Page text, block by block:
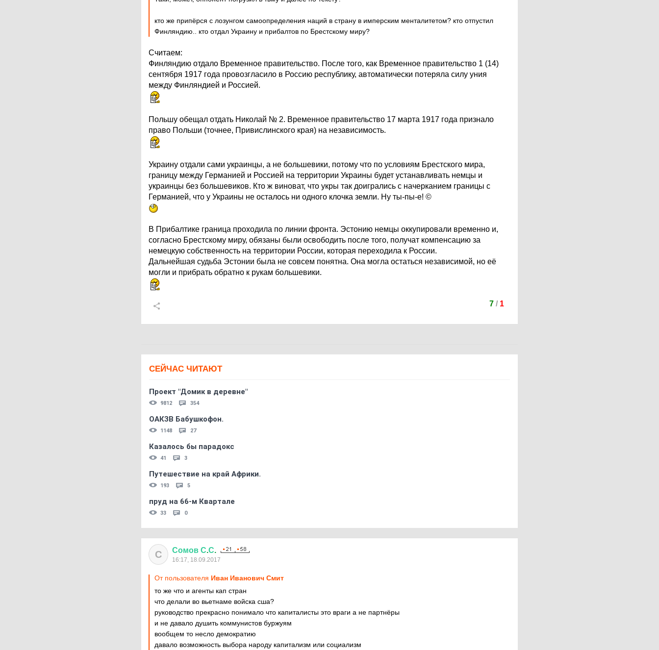
кто же припёрся с лозунгом самоопределения наций в страну в имперским менталитетом? кто отпустил
Финляндию.. кто отдал Украину и прибалтов по Брестскому миру?
Считаем:
Финляндию отдало Временное правительство. После того, как Временное правительство 1 (14)
сентября 1917 года провозгласило в Россию республику, автоматически потеряла силу уния
между Финляндией и Россией.
Польшу обещал отдать Николай № 2. Временное правительство 17 марта 1917 года признало
право Польши (точнее, Привислинского края) на независимость.
Украину отдали сами украинцы, а не большевики, потому что по условиям Брестского мира,
границу между Германией и Россией на территории Украины будет устанавливать немцы и
украинцы без большевиков. Кто ж виноват, что укры так доигрались с начерканием границы с
Германией, что у Украины не осталось ни одного клочка земли. Ну ты-пы-е! ©
В Прибалтике граница проходила по линии фронта. Эстонию немцы оккупировали временно и,
согласно Брестскому миру, обязаны были освободить после того, получат компенсацию за
немецкую собственность на территории России, которая переходила к России.
Дальнейшая судьба Эстонии была не совсем понятна. Она могла остаться независимой, но её
могли и прибрать обратно к рукам большевики.
7/ 1
СЕЙЧАС ЧИТАЮТ
Проект "Домик в деревне"
9812 354
ОАКЗВ Бабушкофон.
1148 27
Казалось бы парадокс
41 3
Путешествие на край Африки.
193 5
пруд на 66-м Квартале
33 0
С Сомов С.С.
16:17, 18.09.2017
От пользователя Иван Иванович Смит
то же что и агенты кап стран
что делали во вьетнаме войска сша?
руководство прекрасно понимало что капиталисты это враги а не партнёры
и не давало душить коммунистов буржуям
вообщем то несло демократию
давало возможность выбора народу капитализм или социализм